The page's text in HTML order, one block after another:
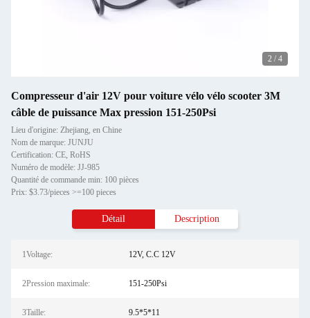
2 / 4
Compresseur d'air 12V pour voiture vélo vélo scooter 3M
câble de puissance Max pression 151-250Psi
Lieu d'origine: Zhejiang, en Chine
Nom de marque: JUNJU
Certification: CE, RoHS
Numéro de modèle: JJ-985
Quantité de commande min: 100 pièces
Prix: $3.73/pieces >=100 pieces
Détail Description
1Voltage: 12V, C.C 12V
2Pression maximale: 151-250Psi
3Taille: 9.5*5*11